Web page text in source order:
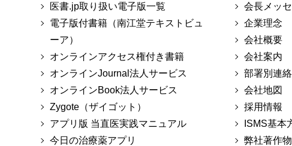
医書.jp取り扱い電子版一覧
電子版付書籍（南江堂テキストビュ
ーア）
オンラインアクセス権付き書籍
オンラインJournal法人サービス
オンラインBook法人サービス
Zygote（ザイゴット）
アプリ版 当直医実践マニュアル
今日の治療薬アプリ
会長メッ
企業理念
会社概要
会社案内
部署別連
会社地図
採用情報
ISMS基本
弊社著作